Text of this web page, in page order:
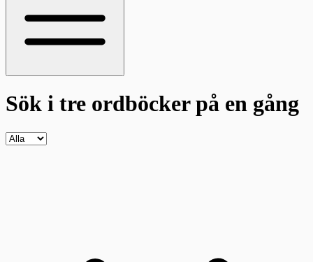
Sök i tre ordböckerpå en gång